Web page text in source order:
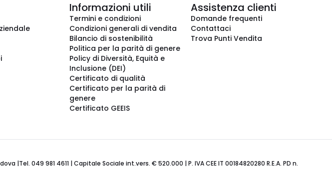
Informazioni utili
Termini e condizioni
Condizioni generali di vendita
Bilancio di sostenibilità
Politica per la parità di genere
Policy di Diversità, Equità e
Inclusione (DEI)
Certificato di qualità
Certificato per la parità di
genere
Certificato GEEIS
Assistenza clienti
Domande frequenti
Contattaci
Trova Punti Vendita
|Tel. 049 981 4611 | Capitale Sociale int.vers. € 520.000 | P. IVA CEE IT 00184820280 R.E.A. PD n.